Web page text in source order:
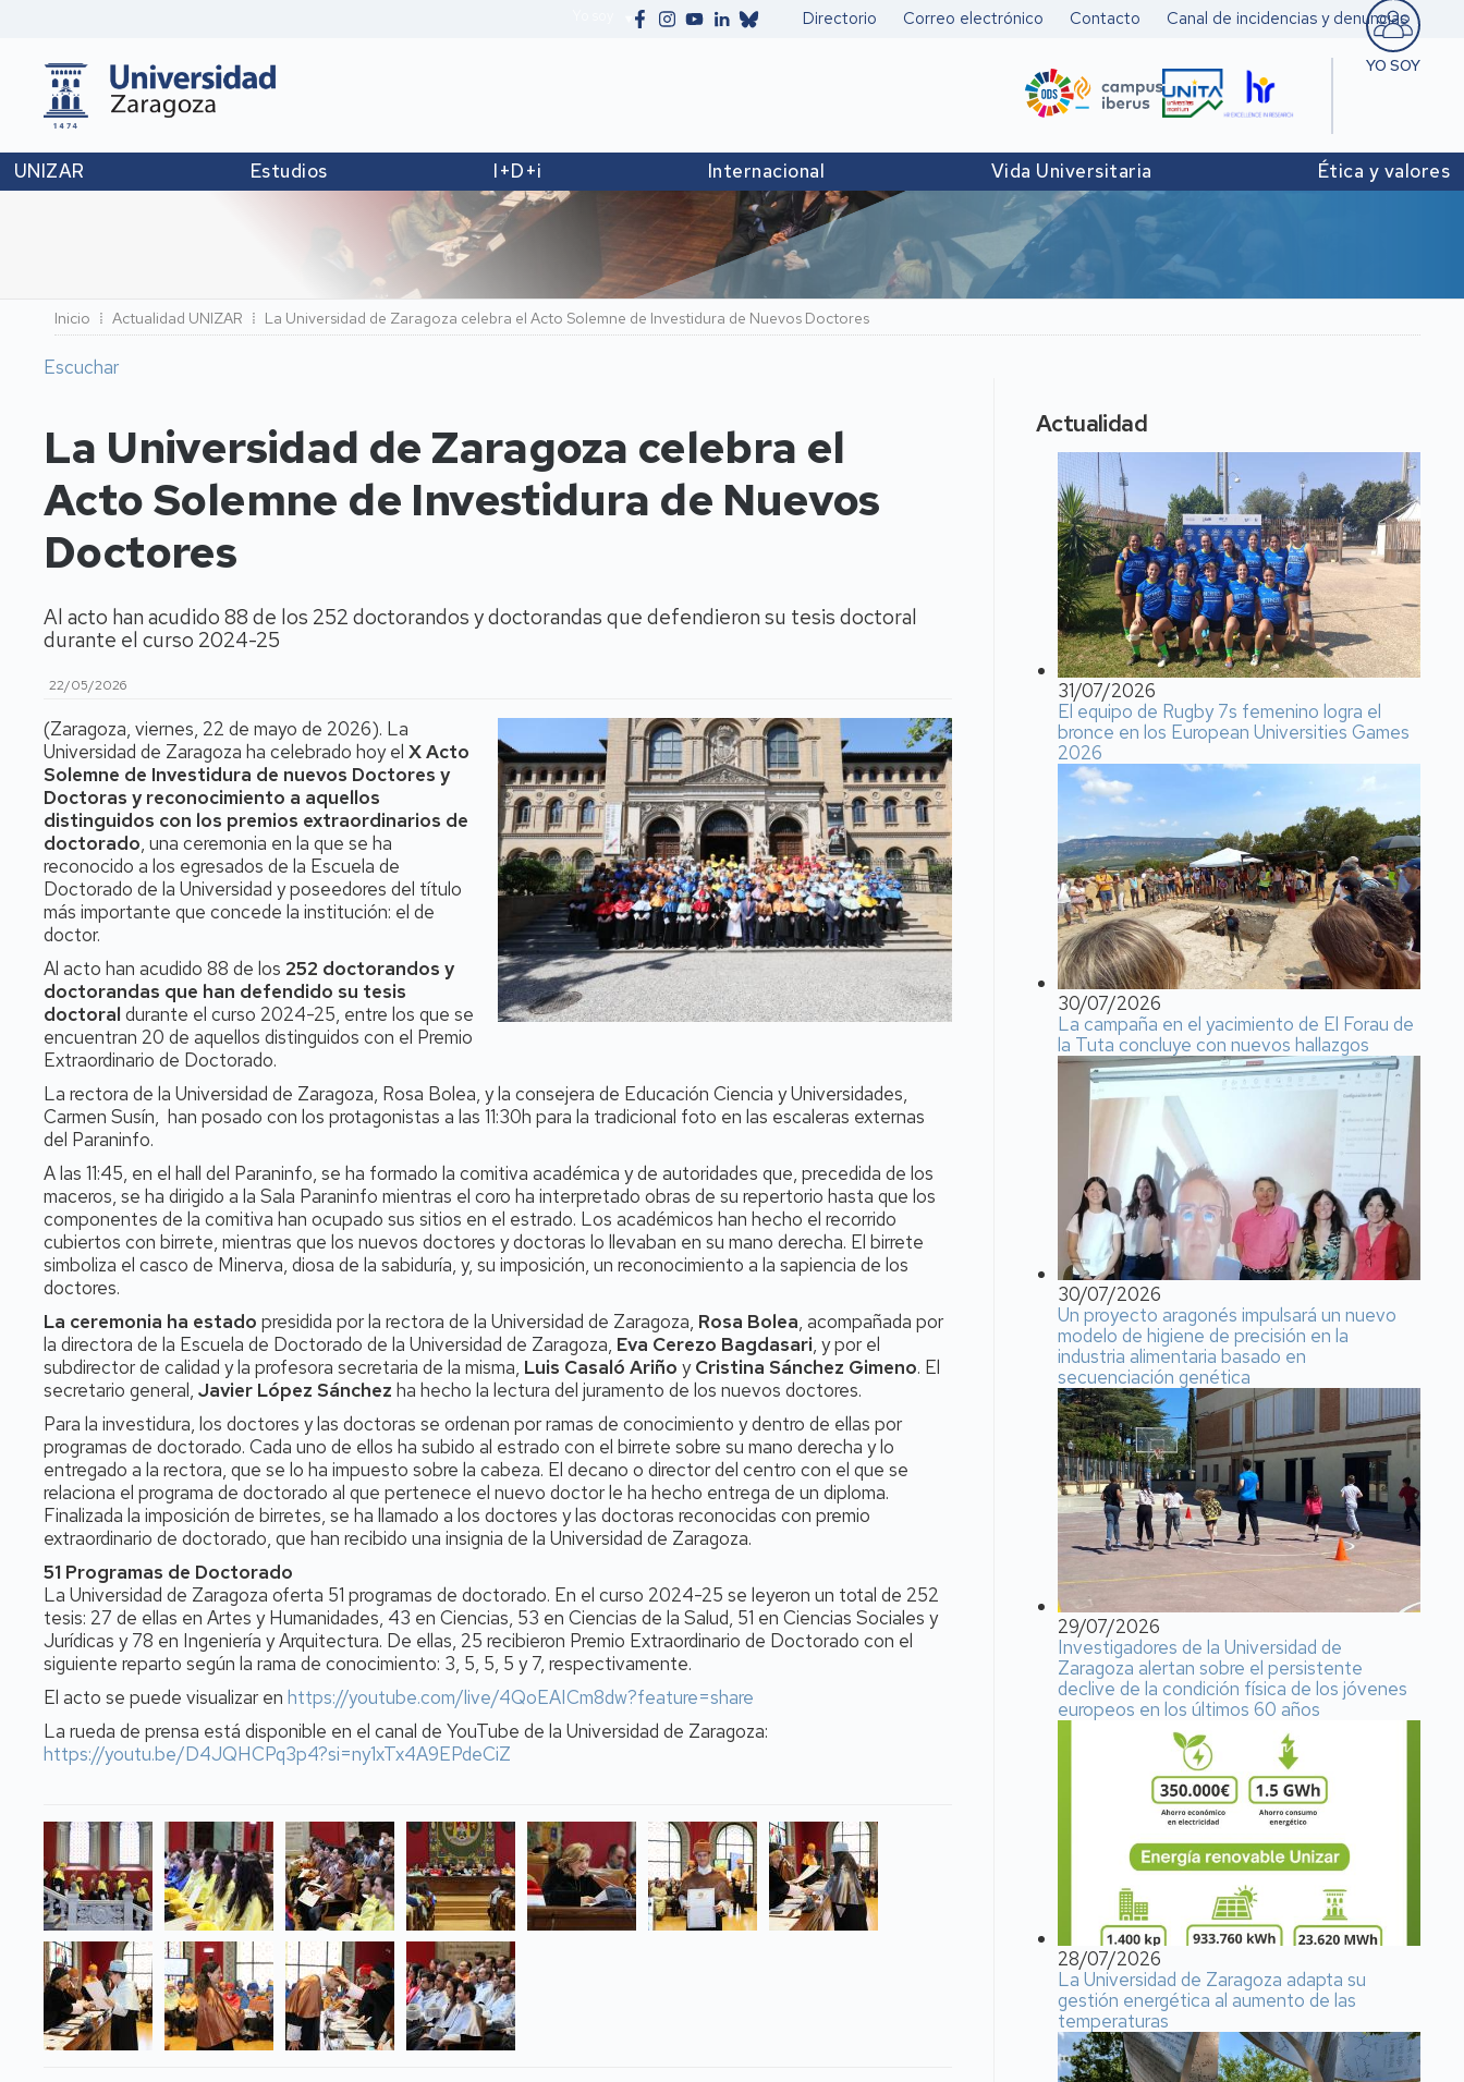
Secundario
Directorio Correo electrónico Contacto Canal de incidencias y denuncias
YO SOY
Pers.
UNIZAR Estudios I+D+i Internacional Vida Universitaria Ética y valores
Ruta
de
navegación
Inicio Actualidad UNIZAR La Universidad de Zaragoza celebra el Acto Solemne de Investidura de Nuevos Doctores
Escuchar
La Universidad de Zaragoza celebra el
Acto Solemne de Investidura de Nuevos
Doctores
Al acto han acudido 88 de los 252 doctorandos y doctorandas que defendieron su tesis doctoral
durante el curso 2024-25
22/05/2026
(Zaragoza, viernes, 22 de mayo de 2026). La
Universidad de Zaragoza ha celebrado hoy el X Acto
Solemne de Investidura de nuevos Doctores y
Doctoras y reconocimiento a aquellos
distinguidos con los premios extraordinarios de
doctorado, una ceremonia en la que se ha
reconocido a los egresados de la Escuela de
Doctorado de la Universidad y poseedores del título
más importante que concede la institución: el de
doctor.
Al acto han acudido 88 de los 252 doctorandos y
doctorandas que han defendido su tesis
doctoral durante el curso 2024-25, entre los que se
encuentran 20 de aquellos distinguidos con el Premio
Extraordinario de Doctorado.
La rectora de la Universidad de Zaragoza, Rosa Bolea, y la consejera de Educación Ciencia y Universidades,
Carmen Susín, han posado con los protagonistas a las 11:30h para la tradicional foto en las escaleras externas
del Paraninfo.
A las 11:45, en el hall del Paraninfo, se ha formado la comitiva académica y de autoridades que, precedida de los
maceros, se ha dirigido a la Sala Paraninfo mientras el coro ha interpretado obras de su repertorio hasta que los
componentes de la comitiva han ocupado sus sitios en el estrado. Los académicos han hecho el recorrido
cubiertos con birrete, mientras que los nuevos doctores y doctoras lo llevaban en su mano derecha. El birrete
simboliza el casco de Minerva, diosa de la sabiduría, y, su imposición, un reconocimiento a la sapiencia de los
doctores.
La ceremonia ha estado presidida por la rectora de la Universidad de Zaragoza, Rosa Bolea, acompañada por
la directora de la Escuela de Doctorado de la Universidad de Zaragoza, Eva Cerezo Bagdasari, y por el
subdirector de calidad y la profesora secretaria de la misma, Luis Casaló Ariño yCristina Sánchez Gimeno. El
secretario general, Javier López Sánchez ha hecho la lectura del juramento de los nuevos doctores.
Para la investidura, los doctores y las doctoras se ordenan por ramas de conocimiento y dentro de ellas por
programas de doctorado. Cada uno de ellos ha subido al estrado con el birrete sobre su mano derecha y lo
entregado a la rectora, que se lo ha impuesto sobre la cabeza. El decano o director del centro con el que se
relaciona el programa de doctorado al que pertenece el nuevo doctor le ha hecho entrega de un diploma.
Finalizada la imposición de birretes, se ha llamado a los doctores y las doctoras reconocidas con premio
extraordinario de doctorado, que han recibido una insignia de la Universidad de Zaragoza.
51 Programas de Doctorado
La Universidad de Zaragoza oferta 51 programas de doctorado. En el curso 2024-25 se leyeron un total de 252
tesis: 27 de ellas en Artes y Humanidades, 43 en Ciencias, 53 en Ciencias de la Salud, 51 en Ciencias Sociales y
Jurídicas y 78 en Ingeniería y Arquitectura. De ellas, 25 recibieron Premio Extraordinario de Doctorado con el
siguiente reparto según la rama de conocimiento: 3, 5, 5, 5 y 7, respectivamente.
El acto se puede visualizar en https://youtube.com/live/4QoEAICm8dw?feature=share
La rueda de prensa está disponible en el canal de YouTube de la Universidad de Zaragoza:
https://youtu.be/D4JQHCPq3p4?si=ny1xTx4A9EPdeCiZ
Actualidad
31/07/2026
El equipo de Rugby 7s femenino logra el
bronce en los European Universities Games
2026
30/07/2026
La campaña en el yacimiento de El Forau de
la Tuta concluye con nuevos hallazgos
30/07/2026
Un proyecto aragonés impulsará un nuevo
modelo de higiene de precisión en la
industria alimentaria basado en
secuenciación genética
29/07/2026
Investigadores de la Universidad de
Zaragoza alertan sobre el persistente
declive de la condición física de los jóvenes
europeos en los últimos 60 años
28/07/2026
La Universidad de Zaragoza adapta su
gestión energética al aumento de las
temperaturas